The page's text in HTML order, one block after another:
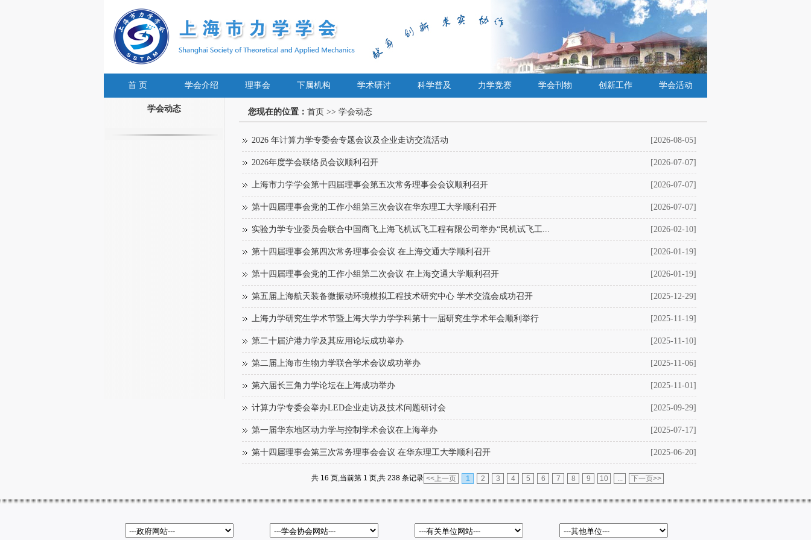
首 页 学会介绍 理事会 下属机构 学术研讨 科学普及 力学竞赛 学会刊物 创新工作 学会活动
学会动态 您现在的位置： 首页 >> 学会动态
2026 年计算力学专委会专题会议及企业走访交流活动 [2026-08-05]
2026年度学会联络员会议顺利召开 [2026-07-07]
上海市力学学会第十四届理事会第五次常务理事会会议顺利召开 [2026-07-07]
第十四届理事会党的工作小组第三次会议在华东理工大学顺利召开 [2026-07-07]
实验力学专业委员会联合中国商飞上海飞机试飞工程有限公司举办“民机试飞工... [2026-02-10]
第十四届理事会第四次常务理事会会议 在上海交通大学顺利召开 [2026-01-19]
第十四届理事会党的工作小组第二次会议 在上海交通大学顺利召开 [2026-01-19]
第五届上海航天装备微振动环境模拟工程技术研究中心 学术交流会成功召开 [2025-12-29]
上海力学研究生学术节暨上海大学力学学科第十一届研究生学术年会顺利举行 [2025-11-19]
第二十届沪港力学及其应用论坛成功举办 [2025-11-10]
第二届上海市生物力学联合学术会议成功举办 [2025-11-06]
第六届长三角力学论坛在上海成功举办 [2025-11-01]
计算力学专委会举办LED企业走访及技术问题研讨会 [2025-09-29]
第一届华东地区动力学与控制学术会议在上海举办 [2025-07-17]
第十四届理事会第三次常务理事会会议 在华东理工大学顺利召开 [2025-06-20]
共 16 页,当前第 1 页,共 238 条记录 <<上一页 1 2 3 4 5 6 7 8 9 10 ... 下一页>>